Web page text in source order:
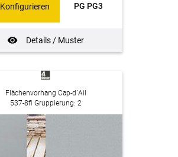
PG PG3
Details / Muster
Konfigurieren
Flächenvorhang Cap-d´Ail
537-8fl Gruppierung: 2